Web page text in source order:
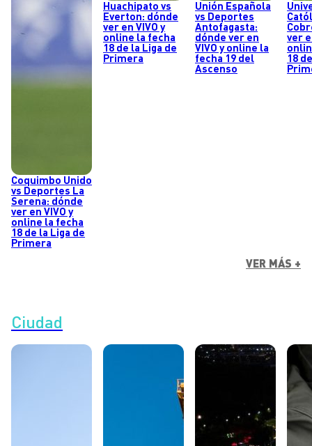
Coquimbo Unido
vs Deportes La
Serena: dónde
ver en VIVO y
online la fecha
18 de la Liga de
Primera
Huachipato vs
Everton: dónde
ver en VIVO y
online la fecha
18 de la Liga de
Primera
Unión Española
vs Deportes
Antofagasta:
dónde ver en
VIVO y online la
fecha 19 del
Ascenso
ver
18
VER MÁS +
Ciudad